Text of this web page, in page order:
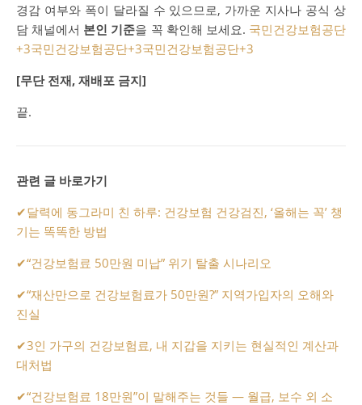
경감 여부와 폭이 달라질 수 있으므로, 가까운 지사나 공식 상
담 채널에서 본인 기준을 꼭 확인해 보세요. 국민건강보험공단
+3국민건강보험공단+3국민건강보험공단+3
[무단 전재, 재배포 금지]
끝.
관련 글 바로가기
✔달력에 동그라미 친 하루: 건강보험 건강검진, ‘올해는 꼭’ 챙
기는 똑똑한 방법
✔“건강보험료 50만원 미납” 위기 탈출 시나리오
✔“재산만으로 건강보험료가 50만원?” 지역가입자의 오해와
진실
✔3인 가구의 건강보험료, 내 지갑을 지키는 현실적인 계산과
대처법
✔“건강보험료 18만원”이 말해주는 것들 ― 월급, 보수 외 소